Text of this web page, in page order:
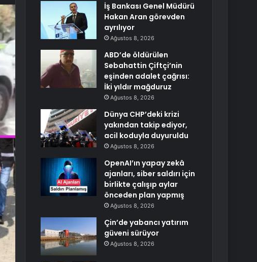
İş Bankası Genel Müdürü
Hakan Aran görevden
ayrılıyor
Ağustos 8, 2026
ABD’de öldürülen
Sebahattin Çiftçi’nin
eşinden adalet çağrısı:
İki yıldır mağduruz
Ağustos 8, 2026
Dünya CHP’deki krizi
yakından takip ediyor,
acil koduyla duyuruldu
Ağustos 8, 2026
OpenAI’ın yapay zekâ
ajanları, siber saldırı için
birlikte çalışıp aylar
önceden plan yapmış
Ağustos 8, 2026
Çin’de yabancı yatırım
güveni sürüyor
Ağustos 8, 2026